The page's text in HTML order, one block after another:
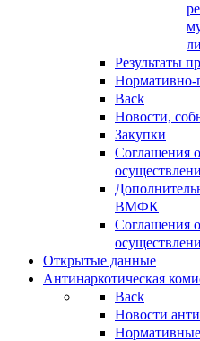
Результаты
Нормативно-
Back
Новости,
Закупки
Соглашения
ВМФК
Соглашения
Открытые данные
Антинаркотическая
Back
Новости